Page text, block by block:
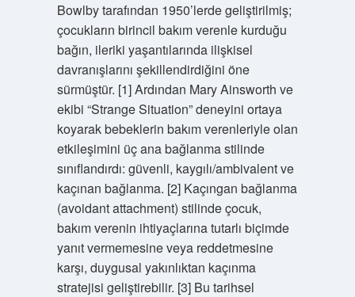
Bowlby tarafından 1950’lerde geliştirilmiş;
çocukların birincil bakım verenle kurduğu
bağın, ileriki yaşantılarında ilişkisel
davranışlarını şekillendirdiğini öne
sürmüştür. [1] Ardından Mary Ainsworth ve
ekibi “Strange Situation” deneyini ortaya
koyarak bebeklerin bakım verenleriyle olan
etkileşimini üç ana bağlanma stilinde
sınıflandırdı: güvenli, kaygılı/ambivalent ve
kaçınan bağlanma. [2] Kaçıngan bağlanma
(avoidant attachment) stilinde çocuk,
bakım verenin ihtiyaçlarına tutarlı biçimde
yanıt vermemesine veya reddetmesine
karşı, duygusal yakınlıktan kaçınma
stratejisi geliştirebilir. [3] Bu tarihsel